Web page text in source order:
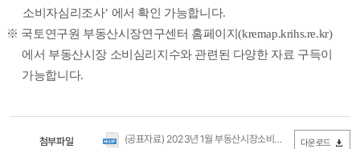
소비자심리조사’ 에서 확인 가능합니다.
※ 국토연구원 부동산시장연구센터 홈페이지(kremap.krihs.re.kr)
에서 부동산시장 소비심리지수와 관련된 다양한 자료 구득이
가능합니다.
첨부파일 (공표자료) 2023년 1월 부동산시장소비심리지수(국토연구원).hwp 다운로드